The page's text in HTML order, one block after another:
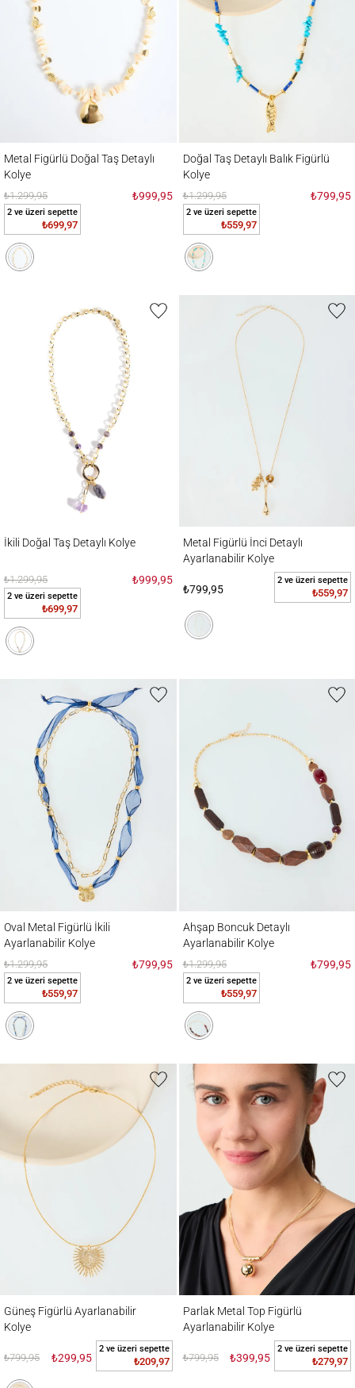
Metal Figürlü Doğal Taş Detaylı
Kolye
₺1.299,95 ₺999,95
2 ve üzeri sepette
₺699,97
Doğal Taş Detaylı Balık Figürlü
Kolye
₺1.299,95 ₺799,95
2 ve üzeri sepette
₺559,97
İkili Doğal Taş Detaylı Kolye
₺1.299,95 ₺999,95
2 ve üzeri sepette
₺699,97
Metal Figürlü İnci Detaylı
Ayarlanabilir Kolye
₺799,95
2 ve üzeri sepette
₺559,97
Oval Metal Figürlü İkili
Ayarlanabilir Kolye
₺1.299,95 ₺799,95
2 ve üzeri sepette
₺559,97
Ahşap Boncuk Detaylı
Ayarlanabilir Kolye
₺1.299,95 ₺799,95
2 ve üzeri sepette
₺559,97
Güneş Figürlü Ayarlanabilir
Kolye
₺799,95 ₺299,95
2 ve üzeri sepette
₺209,97
Parlak Metal Top Figürlü
Ayarlanabilir Kolye
₺799,95 ₺399,95
2 ve üzeri sepette
₺279,97